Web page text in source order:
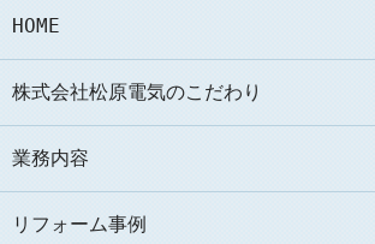
HOME
株式会社松原電気のこだわり
業務内容
リフォーム事例